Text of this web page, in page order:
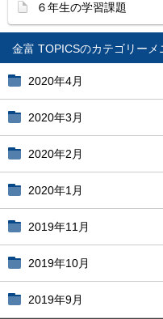
金富 TOPICS
2020年4月
2020年3月
2020年2月
2020年1月
2019年11月
2019年10月
2019年9月
６年生の学習課題